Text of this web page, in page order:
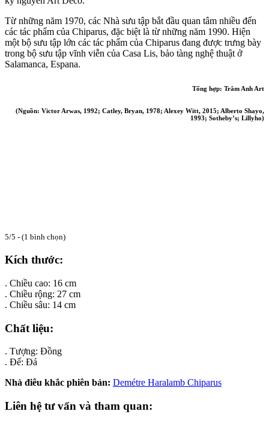
Từ những năm 1970, các Nhà sưu tập bắt đầu quan tâm nhiều đến
các tác phẩm của Chiparus, đặc biệt là từ những năm 1990. Hiện
một bộ sưu tập lớn các tác phẩm của Chiparus đang được trưng bày
trong bộ sưu tập vĩnh viễn của Casa Lis, bảo tàng nghệ thuật ở
Salamanca, Espana.
Tổng hợp: Trâm Anh Art
(Nguồn: Victor Arwas, 1992; Catley, Bryan, 1978; Alexey Witt, 2015; Alberto Shayo,
1993; Sotheby’s; Lillyho)
5/5 - (1 bình chọn)
Kích thước:
. Chiều cao: 16 cm
. Chiều rộng: 27 cm
. Chiều sâu: 14 cm
Chất liệu:
. Tượng: Đồng
. Đế: Đá
Nhà điêu khắc phiên bản: Demétre Haralamb Chiparus
Liên hệ tư vấn và tham quan: